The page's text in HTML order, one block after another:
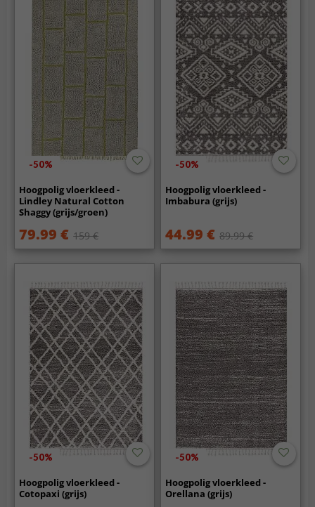
-50%
Hoogpolig vloerkleed -
Lindley Natural Cotton
Shaggy (grijs/groen)
79.99 € 159 €
-50%
Hoogpolig vloerkleed -
Imbabura (grijs)
44.99 € 89.99 €
-50%
Hoogpolig vloerkleed -
Cotopaxi (grijs)
-50%
Hoogpolig vloerkleed -
Orellana (grijs)